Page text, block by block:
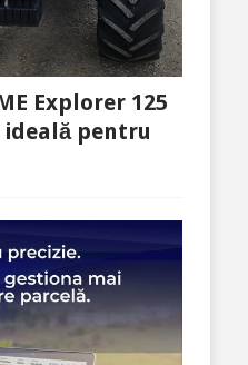
Explorer 125
ideală pentru